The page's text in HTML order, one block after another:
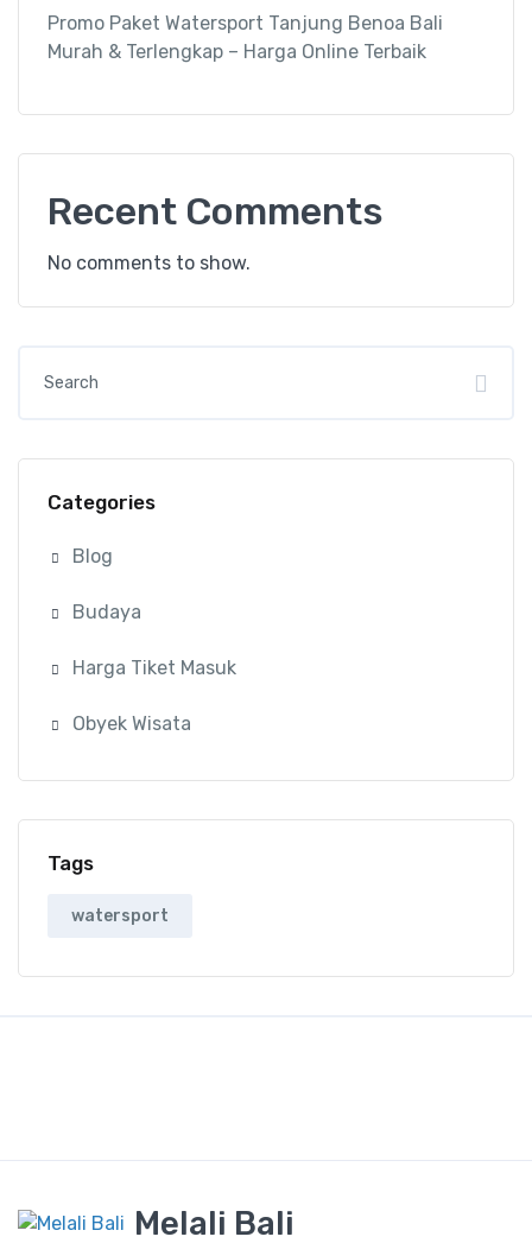
Promo Paket Watersport Tanjung Benoa Bali
Murah & Terlengkap – Harga Online Terbaik
Recent Comments
No comments to show.
Categories
Blog
Budaya
Harga Tiket Masuk
Obyek Wisata
Tags
watersport
Melali Bali